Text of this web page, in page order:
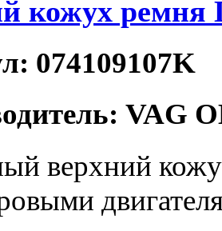
кожух
074109107K
VAG
верхний